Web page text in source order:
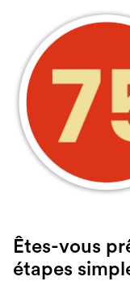
Êtes-vous
étapes